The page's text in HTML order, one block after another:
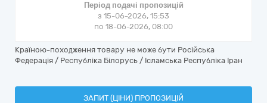
Період подачі пропозицій
з 15-06-2026, 15:53
по 18-06-2026, 08:00
Країною-походження товару не може бути Російська
Федерація / Республіка Білорусь / Ісламська Республіка Іран
ЗАПИТ (ЦІНИ) ПРОПОЗИЦІЙ